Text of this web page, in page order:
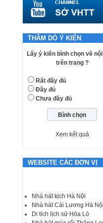
quy phạm pháp luật của
Thành phố triển khai thi…
Nghị quyết ban hành quy
tiếp công dân của Thường
HĐND, đại biểu HĐND
Nghị quyết về một số chính
ưu đãi, hỗ trợ phát triển hạ
tổ chức…
Nghị quyết quy định một số
dung và định mức chi quản
hoạt động khoa…
một số hành vi vi phạm hành
Phê duyệt Chương trình
triển kinh tế số và xã hội số
I. CHỈ TIÊU VÀ VỊ TRÍ VIỆC
TUYỂN DỤNG LAO ĐỘNG
ĐỒNG Tổng số chỉ…
THĂM DÒ Ý KIẾN
Lấy ý kiến bình chọn về
trên trang ?
Rất đầy đủ
Đầy đủ
Chưa đầy đủ
Xem kết quả
WEBSITE CÁC ĐƠN VỊ
Nhà hát kịch Hà Nội
Nhà hát Cải Lương Hà Nội
Di tích lịch sử Hỏa Lò